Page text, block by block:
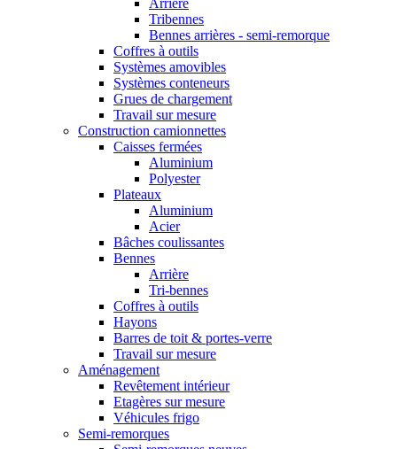
Tribennes
Bennes arrières - semi-remorque
Coffres à outils
Systèmes amovibles
Systèmes conteneurs
Grues de chargement
Travail sur mesure
Construction camionnettes
Caisses fermées
Aluminium
Polyester
Plateaux
Aluminium
Acier
Bâches coulissantes
Bennes
Arrière
Tri-bennes
Coffres à outils
Hayons
Barres de toit & portes-verre
Travail sur mesure
Aménagement
Revêtement intérieur
Etagères sur mesure
Véhicules frigo
Semi-remorques